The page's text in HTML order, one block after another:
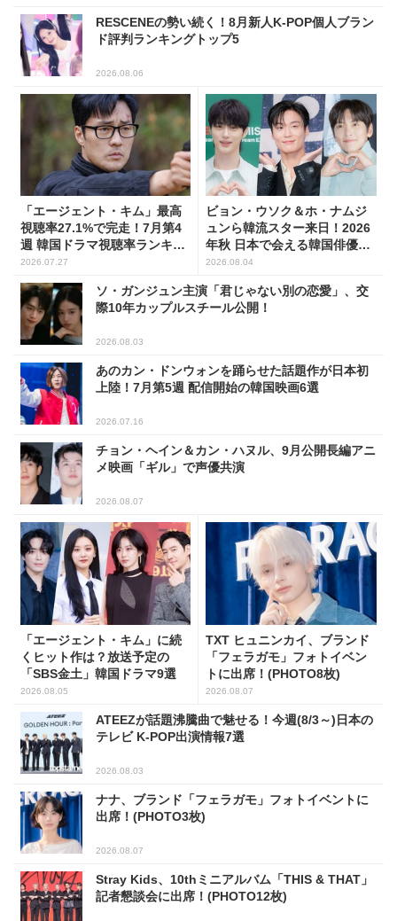
RESCENEの勢い続く！8月新人K-POP個人ブラン
ド評判ランキングトップ5
2026.08.06
「エージェント・キム」最高
視聴率27.1%で完走！7月第4
週 韓国ドラマ視聴率ランキン
グ
2026.07.27
ビョン・ウソク＆ホ・ナムジ
ュンら韓流スター来日！2026
年秋 日本で会える韓国俳優10
人
2026.08.04
ソ・ガンジュン主演「君じゃない別の恋愛」、交
際10年カップルスチール公開！
2026.08.03
あのカン・ドンウォンを踊らせた話題作が日本初
上陸！7月第5週 配信開始の韓国映画6選
2026.07.16
チョン・ヘイン＆カン・ハヌル、9月公開長編アニ
メ映画「ギル」で声優共演
2026.08.07
「エージェント・キム」に続
くヒット作は？放送予定の
「SBS金土」韓国ドラマ9選
2026.08.05
TXT ヒュニンカイ、ブランド
「フェラガモ」フォトイベン
トに出席！(PHOTO8枚)
2026.08.07
ATEEZが話題沸騰曲で魅せる！今週(8/3～)日本の
テレビ K-POP出演情報7選
2026.08.03
ナナ、ブランド「フェラガモ」フォトイベントに
出席！(PHOTO3枚)
2026.08.07
Stray Kids、10thミニアルバム「THIS & THAT」
記者懇談会に出席！(PHOTO12枚)